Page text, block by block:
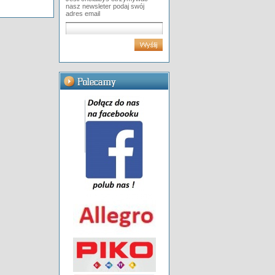
nasz newsleter podaj swój
adres email